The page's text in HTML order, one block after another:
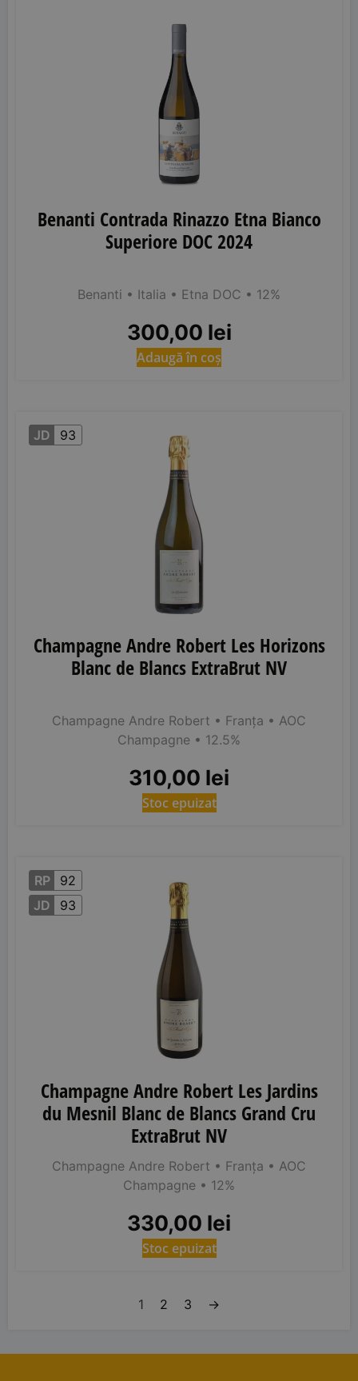
Benanti Contrada Rinazzo Etna Bianco
Superiore DOC 2024
Benanti • Italia • Etna DOC • 12%
300,00 lei
Adaugă în coș
JD 93
Champagne Andre Robert Les Horizons
Blanc de Blancs ExtraBrut NV
Champagne Andre Robert • Franța • AOC
Champagne • 12.5%
310,00 lei
Stoc epuizat
RP
92
JD
93
Champagne Andre Robert Les Jardins
du Mesnil Blanc de Blancs Grand Cru
ExtraBrut NV
Champagne Andre Robert • Franța • AOC
Champagne • 12%
330,00 lei
Stoc epuizat
1 2 3 →